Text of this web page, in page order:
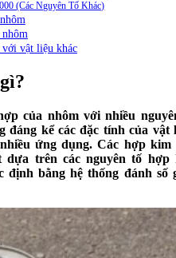
(Các Nguyên Tố Khác)
với vật liệu khác
của nhôm với nhiều
đáng kể các đặc tính của vật
ứng dụng. Các hợp kim
dựa trên các nguyên tố hợp
định bằng hệ thống đánh số